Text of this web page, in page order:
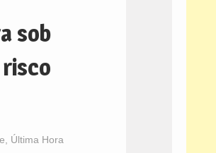
sob
, Última Hora